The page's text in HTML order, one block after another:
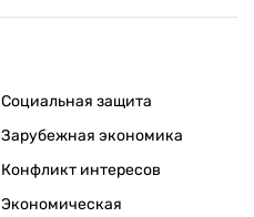
Социальная защита
Зарубежная экономика
Конфликт интересов
Экономическая